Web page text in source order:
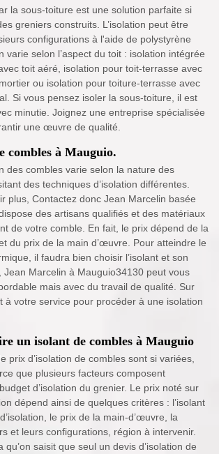
la sous-toiture est une solution parfaite si
greniers construits. L’isolation peut être
configurations à l'aide de polystyrène
varie selon l’aspect du toit : isolation intégrée
toit aéré, isolation pour toit-terrasse avec
ou isolation pour toiture-terrasse avec
Si vous pensez isoler la sous-toiture, il est
minutie. Joignez une entreprise spécialisée
une œuvre de qualité.
combles à Mauguio.
des combles varie selon la nature des
des techniques d’isolation différentes.
plus, Contactez donc Jean Marcelin basée
des artisans qualifiés et des matériaux
de votre comble. En fait, le prix dépend de la
du prix de la main d’œuvre. Pour atteindre le
il faudra bien choisir l’isolant et son
Jean Marcelin à Mauguio34130 peut vous
mais avec du travail de qualité. Sur
à votre service pour procéder à une isolation
un isolant de combles à Mauguio
prix d’isolation de combles sont si variées,
que plusieurs facteurs composent
d’isolation du grenier. Le prix noté sur
dépend ainsi de quelques critères : l’isolant
le prix de la main-d’œuvre, la
et leurs configurations, région à intervenir.
qu’on saisit que seul un devis d’isolation de